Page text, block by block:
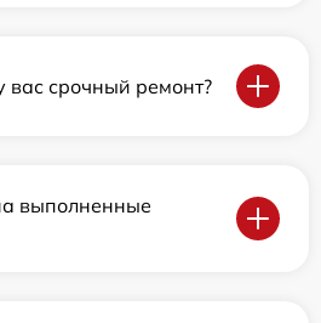
вас срочный ремонт?
выполненные